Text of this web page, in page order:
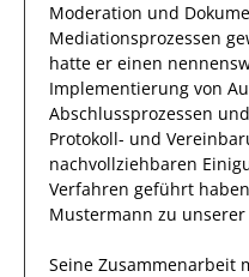
Moderation und
Mediationsprozessen
hatte er einen
Implementierung von
Abschlussprozessen
Protokoll- und
nachvollziehbaren
Verfahren geführt haben
Mustermann zu
Seine Zusammenarbeit